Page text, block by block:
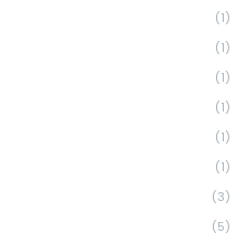
(1)
(1)
(1)
(1)
(1)
(1)
(3)
(5)